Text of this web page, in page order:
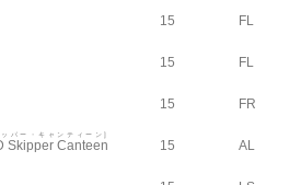
15 FL
15 FL
15 FR
Skipper Canteen
パー・キャンティーン]
15 AL